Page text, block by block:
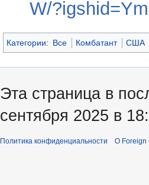
W/
Категории: Все Комбатант США
Эта страница в
сентября 2025 в
Политика конфиденциальности О Foreign